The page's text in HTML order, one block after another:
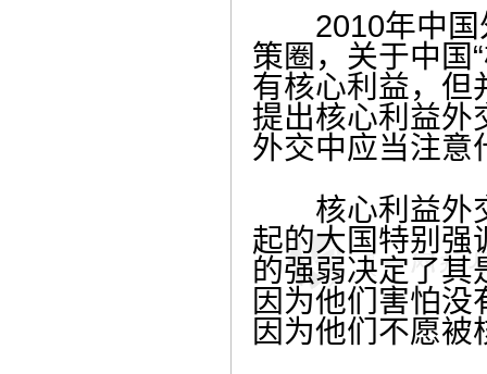
2010年中国外
策圈，关于中国
有核心利益，但
提出核心利益外
外交中应当注意
核心利益外交
起的大国特别强
的强弱决定了其
因为他们害怕没
因为他们不愿被